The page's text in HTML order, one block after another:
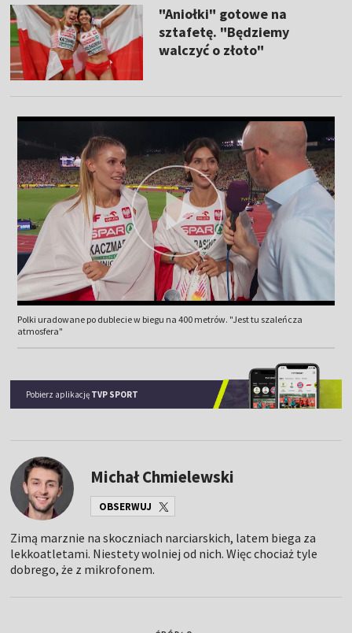
"Aniołki" gotowe na
sztafetę. "Będziemy
walczyć o złoto"
Polki uradowane po dublecie w biegu na 400 metrów. "Jest tu szaleńcza
atmosfera"
Pobierz aplikację TVP SPORT
Michał Chmielewski
OBSERWUJ
Zimą marznie na skoczniach narciarskich, latem biega za
lekkoatletami. Niestety wolniej od nich. Więc chociaż tyle
dobrego, że z mikrofonem.